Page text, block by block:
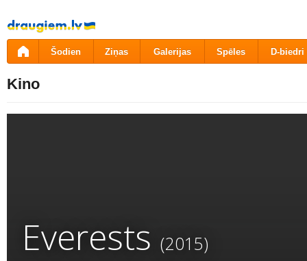
Pāriet
uz
saturu
Šodien Ziņas Galerijas Spēles D-biedri
Kino
Everests (2015)